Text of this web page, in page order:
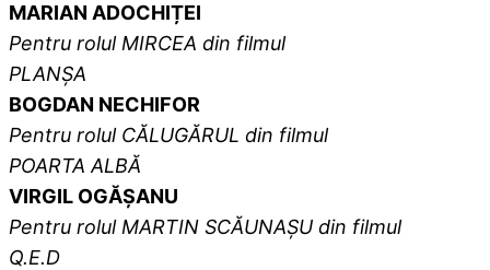
MARIAN ADOCHIȚEI
Pentru rolul MIRCEA din filmul
PLANȘA
BOGDAN NECHIFOR
Pentru rolul CĂLUGĂRUL din filmul
POARTA ALBĂ
VIRGIL OGĂȘANU
Pentru rolul MARTIN SCĂUNAȘU din filmul
Q.E.D